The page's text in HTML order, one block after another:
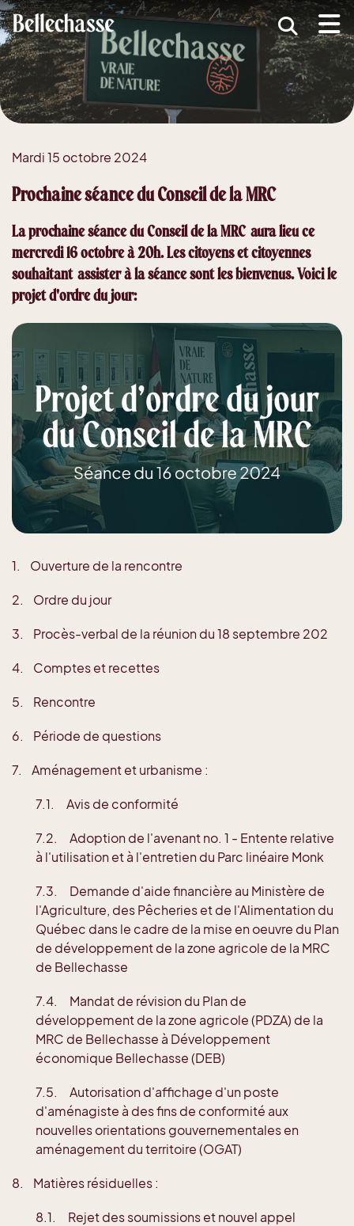
(MRC )
(Développement économique )
(Services )
(Guide d'accueil nouveaux arrivants )
Mardi 15 octobre 2024
Prochaine séance du Conseil de la MRC
La prochaine séance du Conseil de la MRC aura lieu ce
mercredi 16 octobre à 20h. Les citoyens et citoyennes
souhaitant assister à la séance sont les bienvenus. Voici le
projet d'ordre du jour:
1. Ouverture de la rencontre
2. Ordre du jour
3. Procès-verbal de la réunion du 18 septembre 202
4. Comptes et recettes
5. Rencontre
6. Période de questions
7. Aménagement et urbanisme :
7.1. Avis de conformité
7.2. Adoption de l'avenant no. 1 - Entente relative
à l'utilisation et à l'entretien du Parc linéaire Monk
7.3. Demande d'aide financière au Ministère de
l'Agriculture, des Pêcheries et de l'Alimentation du
Québec dans le cadre de la mise en oeuvre du Plan
de développement de la zone agricole de la MRC
de Bellechasse
7.4. Mandat de révision du Plan de
développement de la zone agricole (PDZA) de la
MRC de Bellechasse à Développement
économique Bellechasse (DEB)
7.5. Autorisation d'affichage d'un poste
d'aménagiste à des fins de conformité aux
nouvelles orientations gouvernementales en
aménagement du territoire (OGAT)
8. Matières résiduelles :
8.1. Rejet des soumissions et nouvel appel